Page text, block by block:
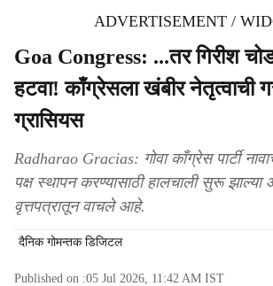
ADVERTISEMENT /
Goa Congress: ...तर गिरीश
हटवा! काँग्रेसला खंबीर नेतृत्वाची
ग्रासियस
Radharao Gracias: गोवा काँग्रेस पार्टी
पक्ष स्थापन करण्यासाठी हालचाली सुरू
वृत्तपत्रातून वाचले आहे.
दैनिक गोमन्तक डिजिटल
Published on :05 Jul 2026, 11:42 AM IST